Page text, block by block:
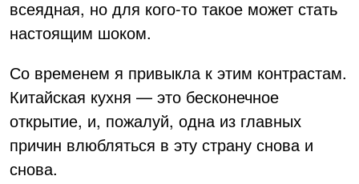
всеядная, но для кого-то такое может стать
настоящим шоком.
Со временем я привыкла к этим контрастам.
Китайская кухня — это бесконечное
открытие, и, пожалуй, одна из главных
причин влюбляться в эту страну снова и
снова.